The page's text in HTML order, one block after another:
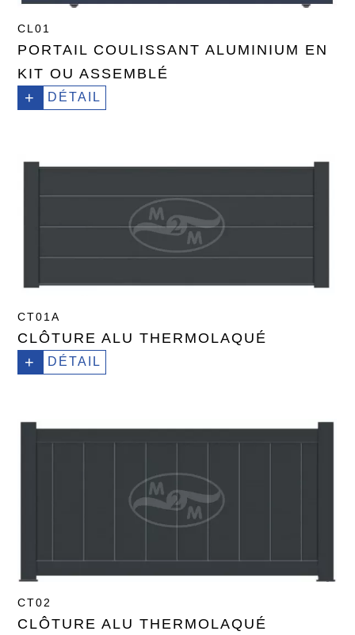
CL01
PORTAIL COULISSANT ALUMINIUM EN
KIT OU ASSEMBLÉ
+ DÉTAIL
CT01A
CLÔTURE ALU THERMOLAQUÉ
+ DÉTAIL
CT02
CLÔTURE ALU THERMOLAQUÉ